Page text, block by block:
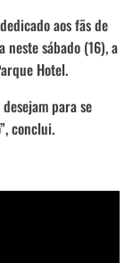
aos fãs de
neste sábado (16), a
Hotel.
para se
conclui.